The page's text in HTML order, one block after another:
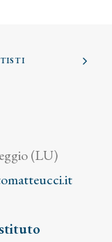
(LU)